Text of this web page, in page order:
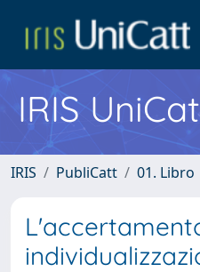
IRIS
IRIS PubliCatt 01. Libro